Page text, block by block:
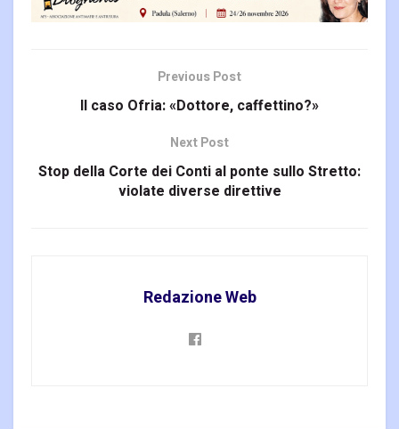
Previous Post
Il caso Ofria: «Dottore, caffettino?»
Next Post
Stop della Corte dei Conti al ponte sullo Stretto:
violate diverse direttive
Redazione Web